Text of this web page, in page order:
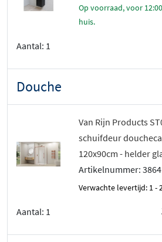
Op voorraad, voor 12:00 besteld, morgen in
huis.
Aantal: 1
Douche
Van Rijn Products
schuifdeur
120x90cm - helder
Artikelnummer:
Verwachte levertijd: 1 -
Aantal: 1